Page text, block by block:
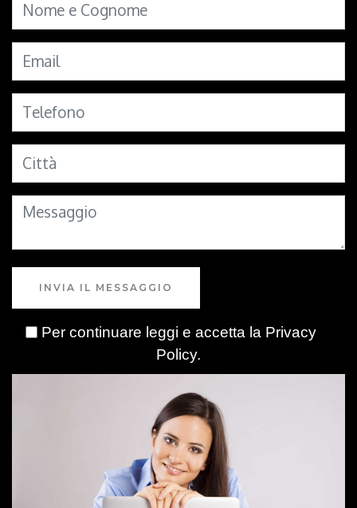
INVIA IL MESSAGGIO
Per continuare leggi e accetta la Privacy
Policy.